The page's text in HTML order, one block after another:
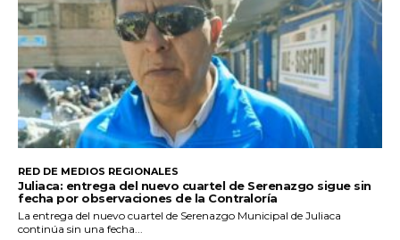
RED DE MEDIOS REGIONALES
Juliaca: entrega del nuevo cuartel de Serenazgo sigue sin
fecha por observaciones de la Contraloría
La entrega del nuevo cuartel de Serenazgo Municipal de Juliaca
continúa sin una fecha...